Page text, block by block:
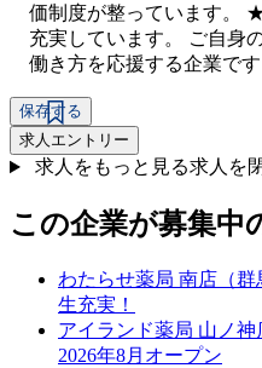
価制度が整っています。
充実しています。 ご自身
働き方を応援する企業です
保存する
求人エントリー
求人をもっと見る求人を
この企業が募集中
わたらせ薬局 南店（
生充実！
アイランド薬局 山ノ
2026年8月オープン